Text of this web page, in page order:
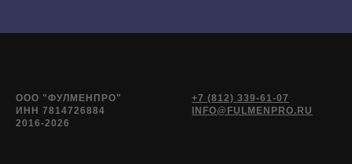
ООО "ФУЛМЕНПРО"
ИНН 7814726884
2016-2026
+7 (812) 339-61-07
INFO@FULMENPRO.RU